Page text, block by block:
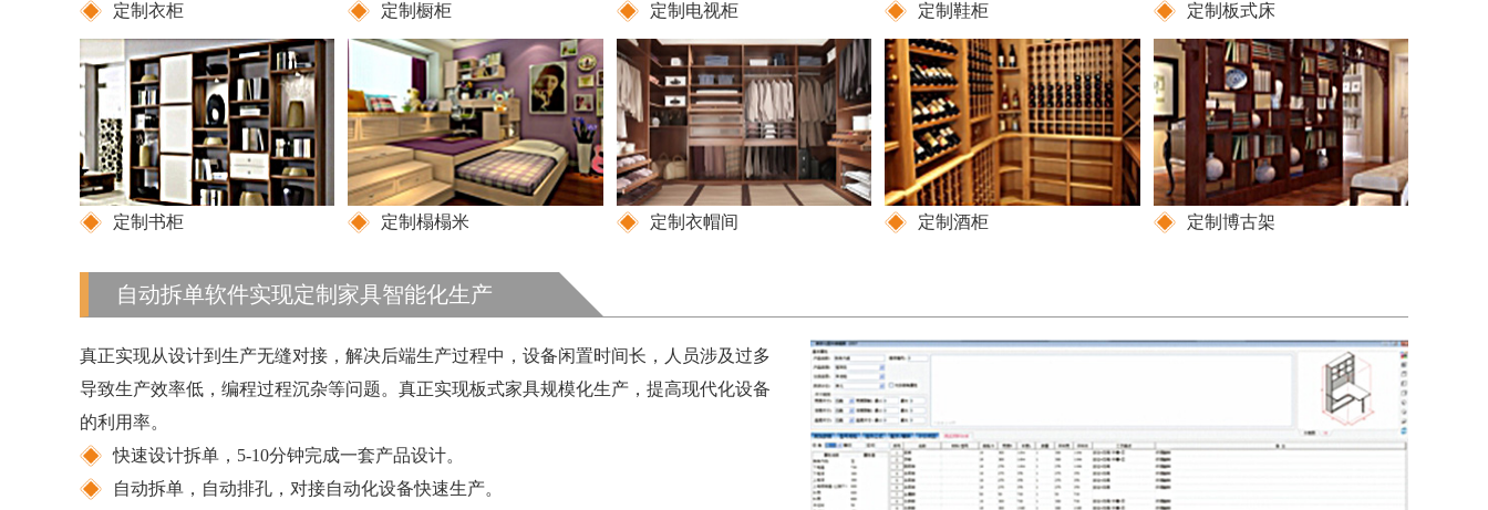
定制衣柜 定制橱柜 定制电视柜 定制鞋柜 定制板式床
定制书柜 定制榻榻米 定制衣帽间 定制酒柜 定制博古架
自动拆单软件实现定制家具智能化生产
真正实现从设计到生产无缝对接，解决后端生产过程中，设备闲置时间长，人员涉及过多
导致生产效率低，编程过程沉杂等问题。真正实现板式家具规模化生产，提高现代化设备
的利用率。
快速设计拆单，5-10分钟完成一套产品设计。
自动拆单，自动排孔，对接自动化设备快速生产。